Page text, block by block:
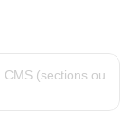
(sections ou